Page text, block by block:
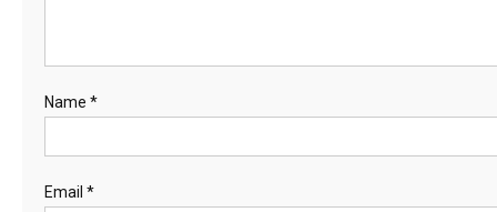
Name *
Email *